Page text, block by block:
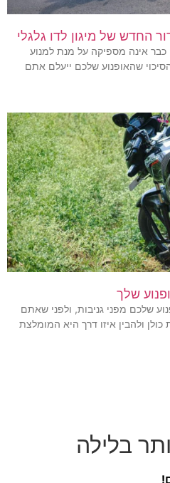
החדש של מיגון לדו גלגלי
כבר אינה מספיקה על מנת למנוע
שהאופנוע שלכם ייעלם אתם
שלך
שלכם מפני גניבות, ולפני שאתם
ולהבין איזו דרך היא המומלצת
בלילה